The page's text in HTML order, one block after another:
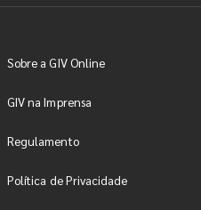
Sobre a GIV Online
GIV na Imprensa
Regulamento
Política de Privacidade